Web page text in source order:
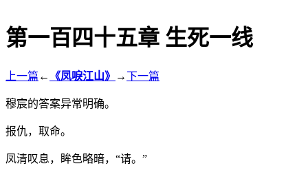
第一百四十五章 生死一线
上一篇 ← 《凤唳江山》 →下一篇
穆宸的答案异常明确。
报仇，取命。
凤清叹息，眸色略暗，“请。”